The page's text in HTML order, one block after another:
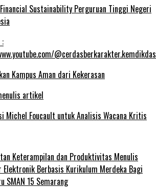
Sustainability Perguruan Tinggi Negeri
Kampus Aman dari Kekerasan
Michel Foucault untuk Analisis Wacana Kritis
Keterampilan dan Produktivitas Menulis
Elektronik Berbasis Kurikulum Merdeka Bagi
SMAN 15 Semarang